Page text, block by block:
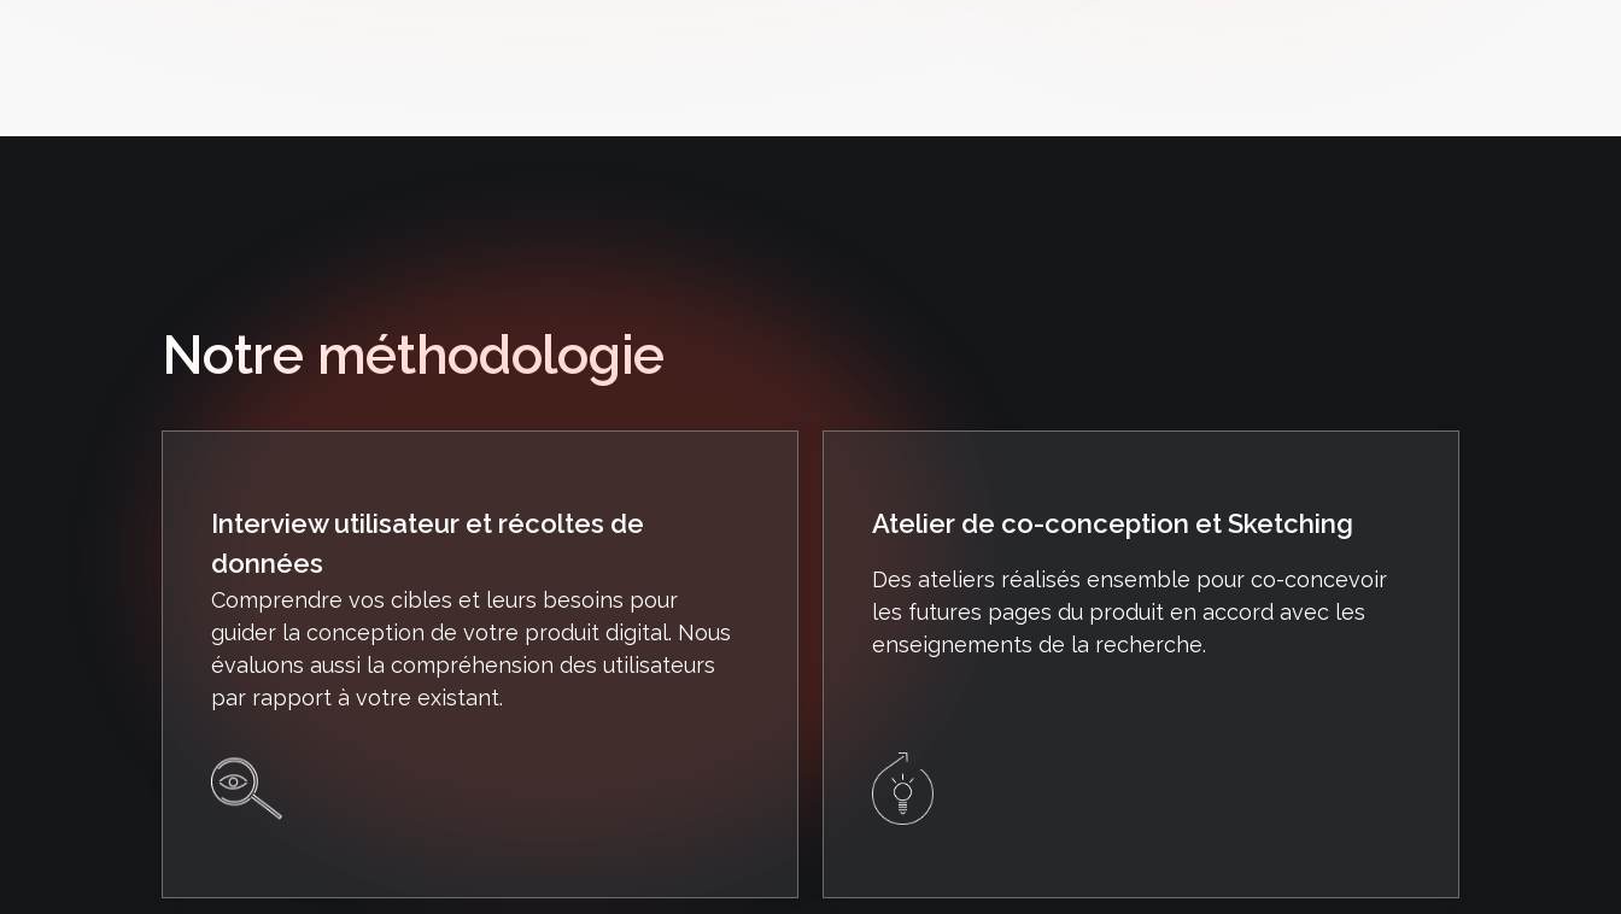
Notre méthodologie
Interview utilisateur et récoltes de
données
Comprendre vos cibles et leurs besoins pour
guider la conception de votre produit digital. Nous
évaluons aussi la compréhension des utilisateurs
par rapport à votre existant.
Atelier de co-conception et Sketching
Des ateliers réalisés ensemble pour co-concevoir
les futures pages du produit en accord avec les
enseignements de la recherche.